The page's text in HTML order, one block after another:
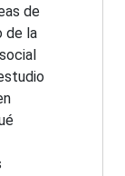
de
de la